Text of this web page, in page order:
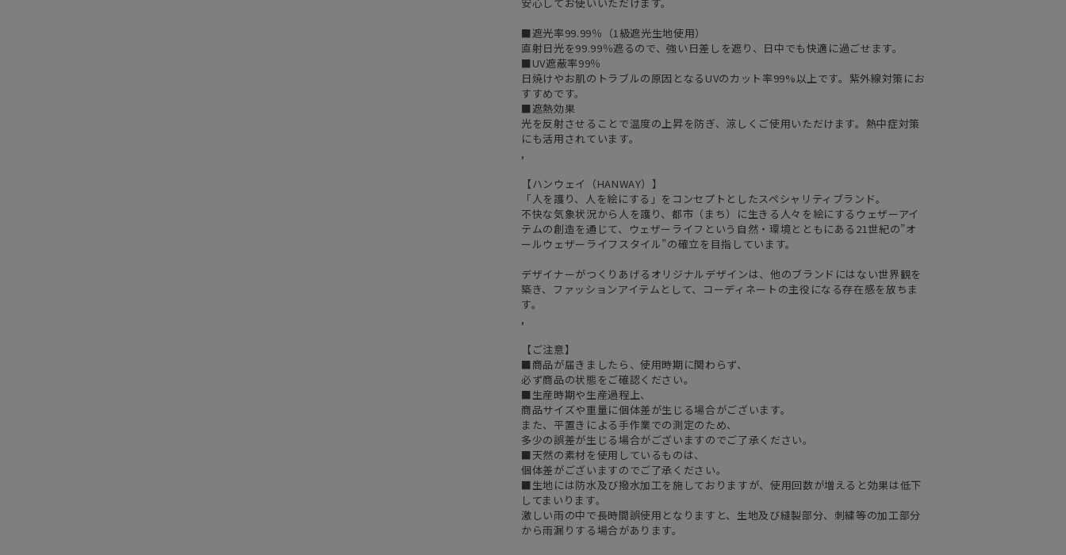
■遮光率99.99％（1級遮光生地使用）
直射日光を99.99％遮るので、強い日差しを遮り、日中でも快適に過ごせます。
■UV遮蔽率99％
日焼けやお肌のトラブルの原因となるUVのカット率99%以上です。紫外線対策にお
すすめです。
■遮熱効果
光を反射させることで温度の上昇を防ぎ、涼しくご使用いただけます。熱中症対策
にも活用されています。
,
【ハンウェイ（HANWAY）】
「人を護り、人を絵にする」をコンセプトとしたスペシャリティブランド。
不快な気象状況から人を護り、都市（まち）に生きる人々を絵にするウェザーアイ
テムの創造を通じて、ウェザーライフという自然・環境とともにある21世紀の”オ
ールウェザーライフスタイル”の確立を目指しています。
デザイナーがつくりあげるオリジナルデザインは、他のブランドにはない世界観を
築き、ファッションアイテムとして、コーディネートの主役になる存在感を放ちま
す。
,
【ご注意】
■商品が届きましたら、使用時期に関わらず、
必ず商品の状態をご確認ください。
■生産時期や生産過程上、
商品サイズや重量に個体差が生じる場合がございます。
また、平置きによる手作業での測定のため、
多少の誤差が生じる場合がございますのでご了承ください。
■天然の素材を使用しているものは、
個体差がございますのでご了承ください。
■生地には防水及び撥水加工を施しておりますが、使用回数が増えると効果は低下
してまいります。
激しい雨の中で長時間誤使用となりますと、生地及び縫製部分、刺繍等の加工部分
から雨漏りする場合があります。